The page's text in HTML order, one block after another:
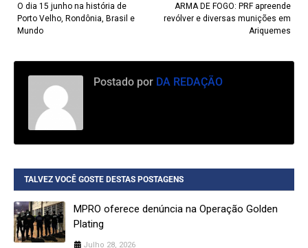
ARMA DE FOGO: PRF apreende
revólver e diversas munições em
Ariquemes
O dia 15 junho na história de
Porto Velho, Rondônia, Brasil e
Mundo
Postado por DA REDAÇÃO
TALVEZ VOCÊ GOSTE DESTAS POSTAGENS
MPRO oferece denúncia na Operação Golden
Plating
Julho 28, 2026